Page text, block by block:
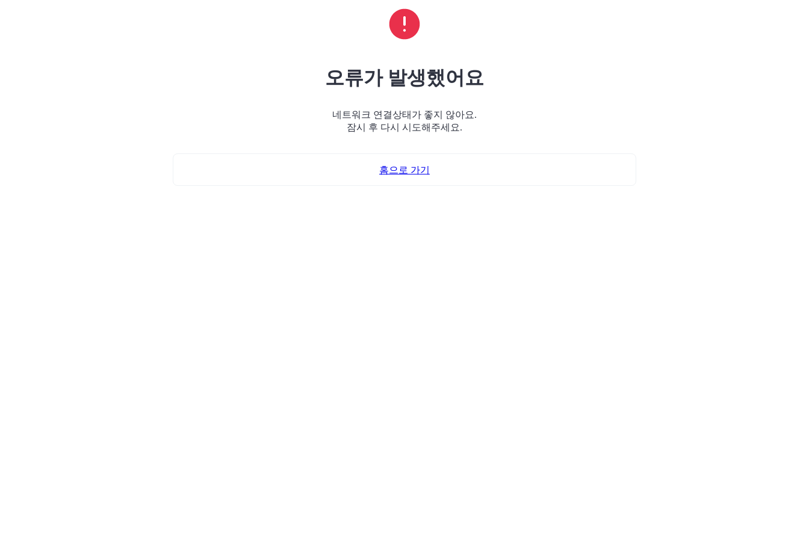
오류가 발생했어요
네트워크 연결상태가 좋지 않아요.
잠시 후 다시 시도해주세요.
홈으로 가기